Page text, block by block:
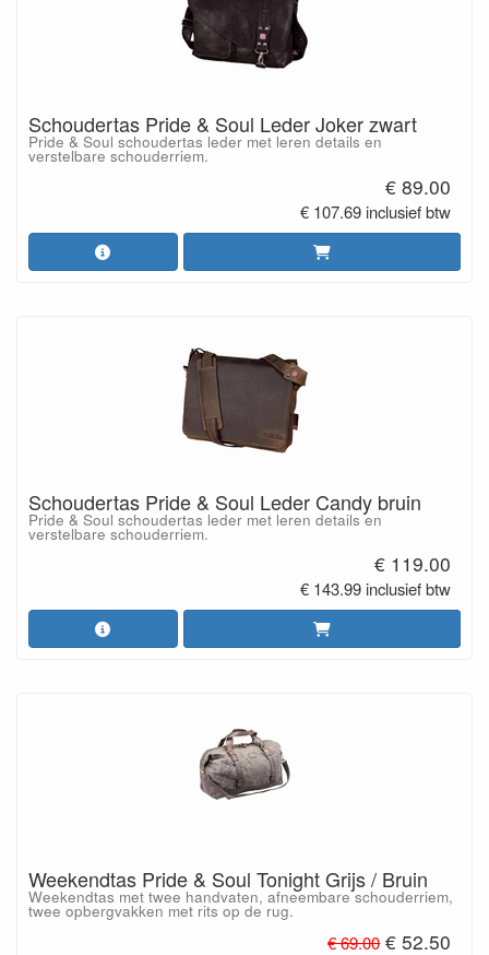
Schoudertas Pride & Soul Leder Joker zwart
Pride & Soul schoudertas leder met leren details en
verstelbare schouderriem.
€ 89.00
€ 107.69 inclusief btw
Schoudertas Pride & Soul Leder Candy bruin
Pride & Soul schoudertas leder met leren details en
verstelbare schouderriem.
€ 119.00
€ 143.99 inclusief btw
Weekendtas Pride & Soul Tonight Grijs / Bruin
Weekendtas met twee handvaten, afneembare schouderriem,
twee opbergvakken met rits op de rug.
€ 69.00 € 52.50